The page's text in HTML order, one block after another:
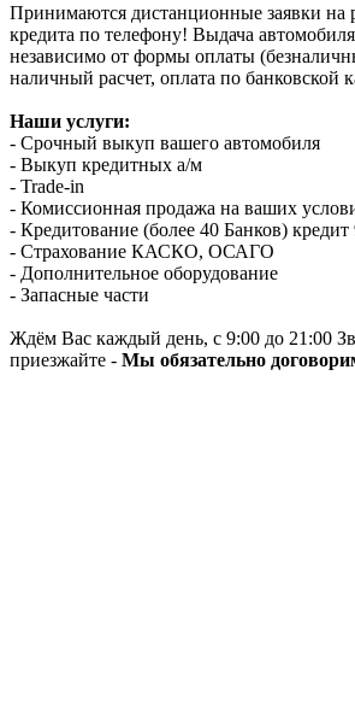
Принимаются дистанционные заявки на
кредита по телефону! Выдача
независимо от формы оплаты
наличный расчет, оплата по банковской
Наши услуги:
- Срочный выкуп вашего автомобиля
- Выкуп кредитных а/м
- Trade-in
- Комиссионная продажа на ваших
- Кредитование (более 40 Банков)
- Страхование КАСКО, ОСАГО
- Дополнительное оборудование
- Запасные части
Ждём Вас каждый день, с 9:00 до 21:00
приезжайте - Мы обязательно